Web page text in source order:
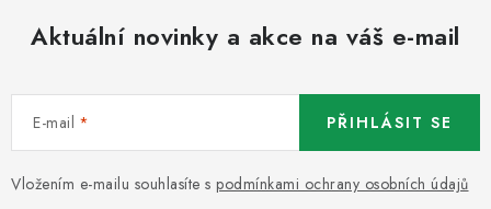
Aktuální novinky a akce na váš e-mail
E-mail
Vložením e-mailu souhlasíte s podmínkami ochrany osobních údajů
PŘIHLÁSIT SE